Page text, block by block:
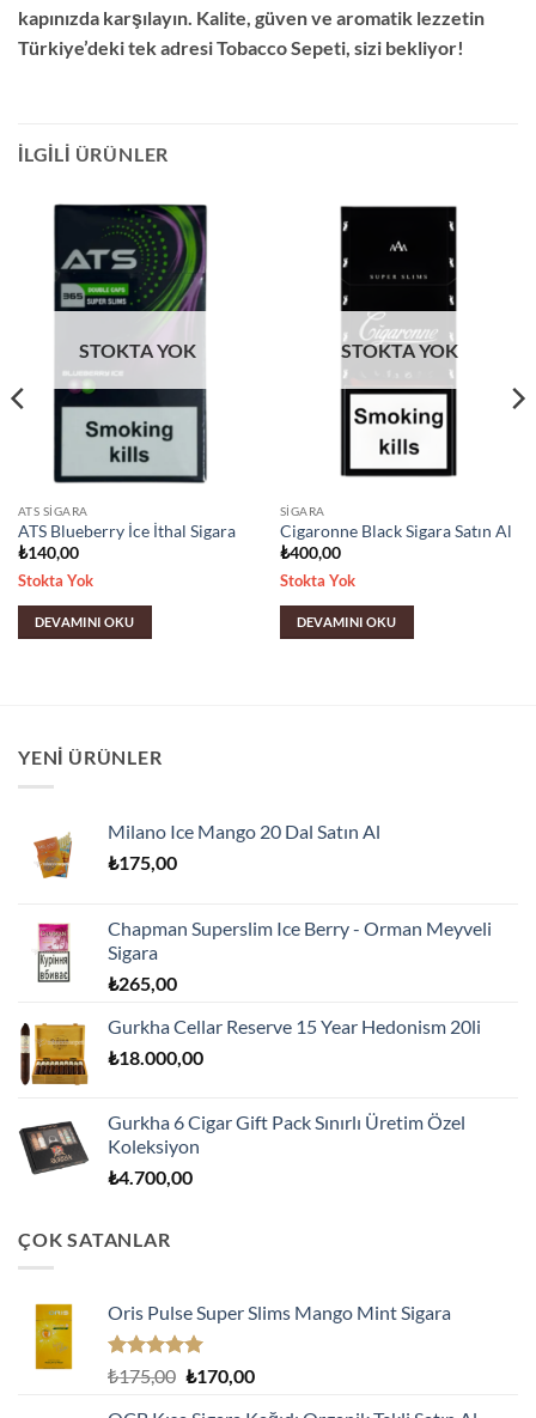
kapınızda karşılayın. Kalite, güven ve aromatik lezzetin
Türkiye’deki tek adresi Tobacco Sepeti, sizi bekliyor!
İLGILI ÜRÜNLER
STOKTA YOK
ATS SIGARA
ATS Blueberry İce İthal Sigara
₺140,00
Stokta Yok
DEVAMINI OKU
STOKTA YOK
SIGARA
Cigaronne Black Sigara Satın Al
₺400,00
Stokta Yok
DEVAMINI OKU
YENI ÜRÜNLER
Milano Ice Mango 20 Dal Satın Al
₺175,00
Chapman Superslim Ice Berry - Orman Meyveli
Sigara
₺265,00
Gurkha Cellar Reserve 15 Year Hedonism 20li
₺18.000,00
Gurkha 6 Cigar Gift Pack Sınırlı Üretim Özel
Koleksiyon
₺4.700,00
ÇOK SATANLAR
Oris Pulse Super Slims Mango Mint Sigara
5 üzerinden
oy
aldı
₺175,00 Orijinal
₺170,00Şu